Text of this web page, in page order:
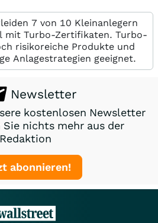
7 von 10 Kleinanlegern
mit Turbo-Zertifikaten. Turbo-
risikoreiche Produkte und
Anlagestrategien geeignet.
Newsletter
kostenlosen Newsletter
Sie nichts mehr aus der
Redaktion
abonnieren!